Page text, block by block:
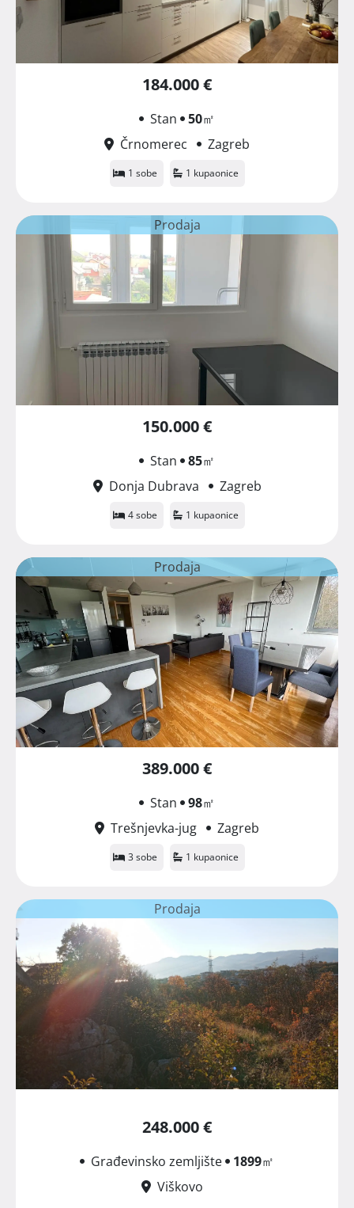
184.000 €
Stan 50㎡
Črnomerec
Zagreb
1 sobe 1 kupaonice
Prodaja
150.000 €
Stan 85㎡
Donja Dubrava
Zagreb
4 sobe 1 kupaonice
Prodaja
389.000 €
Stan 98㎡
Trešnjevka-jug
Zagreb
3 sobe 1 kupaonice
Prodaja
248.000 €
Građevinsko zemljište 1899㎡
Viškovo